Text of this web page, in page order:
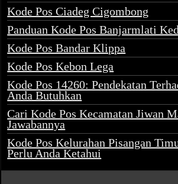
Kode Pos Ciadeg Cigombong
Panduan Kode Pos Banjarmlati
Kode Pos Bandar Klippa
Kode Pos Kebon Lega
Kode Pos 14260: Pendekatan
Anda Butuhkan
Cari Kode Pos Kecamatan Jiwan
Jawabannya
Kode Pos Kelurahan Pisangan
Perlu Anda Ketahui